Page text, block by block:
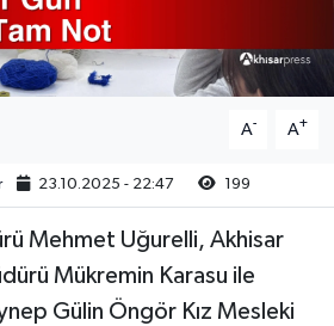
A- A+
23.10.2025 - 22:47 199
Mehmet Uğurelli, Akhisar
Mükremin Karasu ile
Gülin Öngör Kız Mesleki